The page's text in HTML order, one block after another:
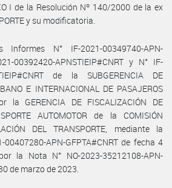
I de la Resolución Nº 140/2000 de la ex
y su modificatoria.
Informes N° IF-2021-00349740-APN-
00392420-APNSTIEIP#CNRT y N° IF-
de la SUBGERENCIA DE
E INTERNACIONAL DE PASAJEROS
la GERENCIA DE FISCALIZACIÓN DE
AUTOMOTOR de la COMISIÓN
DEL TRANSPORTE, mediante la
00407280-APN-GFPTA#CNRT de fecha 4
la Nota N° NO-2023-35212108-APN-
de marzo de 2023.